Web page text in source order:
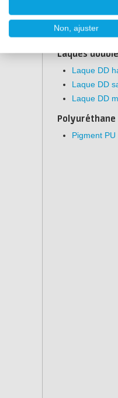
Chape
Revêtement
Laques
Laque DD
Laque DD
Laque DD
Polyuréthane
Pigment PU
Non, ajuster